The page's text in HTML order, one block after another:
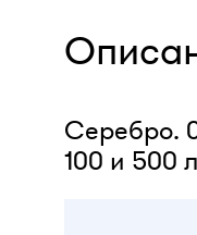
Серебро.
100 и 500